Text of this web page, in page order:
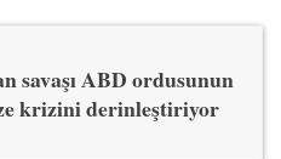
savaşı ABD ordusunun
krizini derinleştiriyor